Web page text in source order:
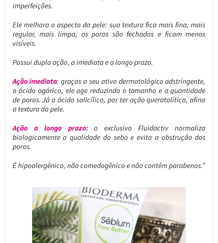
imperfeições.
Ele melhora o aspecto da pele: sua textura fica mais fina, mais
regular, mais limpa, os poros são fechados e ficam menos
visíveis.
Possui dupla ação, a imediata e a longo prazo.
Ação imediata: graças a seu ativo dermatológico adstringente,
o ácido agárico, ele age reduzindo o tamanho e a quantidade
de poros. Já o ácido salicílico, por ter ação queratolítica, afina
a textura da pele.
Ação a longo prazo:o exclusivo Fluidactiv normaliza
biologicamente a qualidade do sebo e evita a obstrução dos
poros.
É hipoalergênico, não comedogênico e não contém parabenos.”